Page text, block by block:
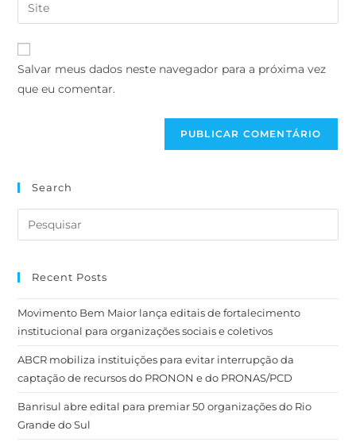
Salvar meus dados neste navegador para a próxima vez
que eu comentar.
Search
Recent Posts
Movimento Bem Maior lança editais de fortalecimento
institucional para organizações sociais e coletivos
ABCR mobiliza instituições para evitar interrupção da
captação de recursos do PRONON e do PRONAS/PCD
Banrisul abre edital para premiar 50 organizações do Rio
Grande do Sul